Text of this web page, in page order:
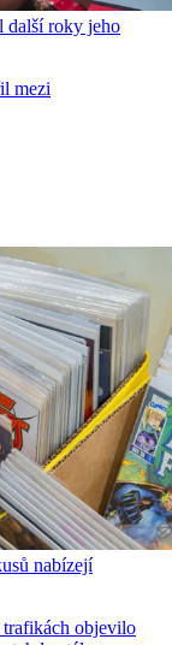
další roky jeho
mezi
nabízejí
trafikách objevilo